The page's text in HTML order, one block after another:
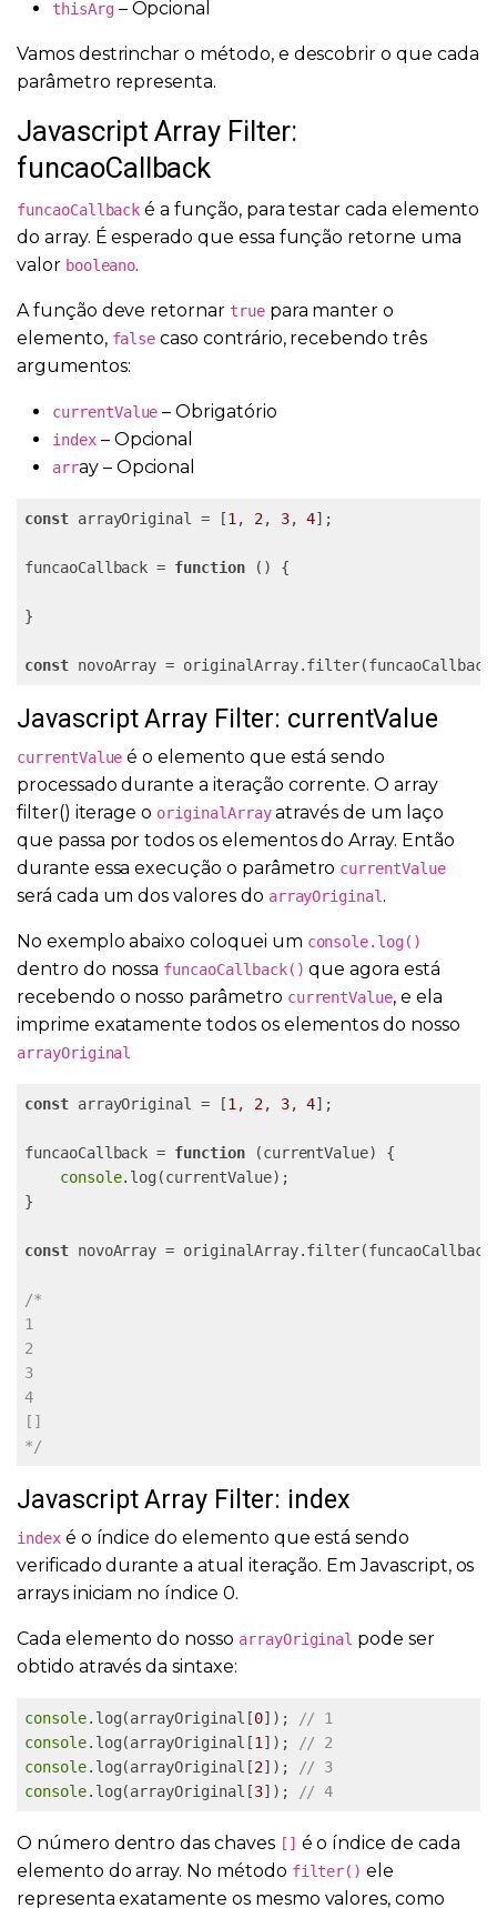
thisArg– Opcional
Vamos destrinchar o método, e descobrir o que cada
parâmetro representa.
Javascript Array Filter:
funcaoCallback
funcaoCallback é a função, para testar cada elemento
do array. É esperado que essa função retorne uma
valor booleano.
A função deve retornar truepara manter o
elemento, false caso contrário, recebendo três
argumentos:
currentValue – Obrigatório
index– Opcional
array – Opcional
const arrayOriginal = [1 , 2, 3, 4];
funcaoCallback = function ( ) {
}
const novoArray =
Javascript Array Filter: currentValue
currentValue é o elemento que está sendo
processado durante a iteração corrente. O array
filter() iterage o originalArrayatravés de um laço
que passa por todos os elementos do Array. Então
durante essa execução o parâmetro currentValue
será cada um dos valores do arrayOriginal .
No exemplo abaixo coloquei um console.log()
dentro do nossa funcaoCallback() que agora está
recebendo o nosso parâmetro currentValue, e ela
imprime exatamente todos os elementos do nosso
arrayOriginal
const arrayOriginal = [1 , 2, 3, 4];
funcaoCallback = function (currentValue) {
console.log(currentValue);
}
const novoArray =
/*
1
2
3
4
[]
*/
Javascript Array Filter: index
indexé o índice do elemento que está sendo
verificado durante a atual iteração. Em Javascript, os
arrays iniciam no índice 0.
Cada elemento do nosso arrayOriginal pode ser
obtido através da sintaxe:
console.log(arrayOriginal[0]);
// 1
console.log(arrayOriginal[1 ]);
// 2
console.log(arrayOriginal[2]);
// 3
console.log(arrayOriginal[3]); // 4
O número dentro das chaves [] é o índice de cada
elemento do array. No método filter() ele
representa exatamente os mesmo valores, como